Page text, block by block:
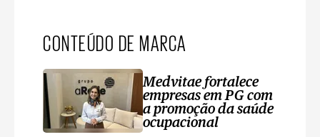
CONTEÚDO DE MARCA
Medvitae fortalece
empresas em PG com
a promoção da saúde
ocupacional